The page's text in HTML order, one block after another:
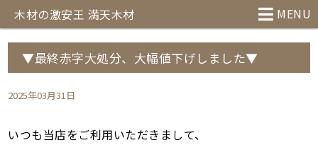
MENU
木材の激安王 満天木材
▼最終赤字大処分、大幅値下げしました▼
2025年03月31日
いつも当店をご利用いただきまして、